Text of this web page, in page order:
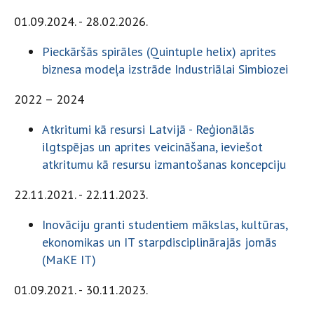
01.09.2024. - 28.02.2026.
Pieckāršās spirāles (Quintuple helix) aprites
biznesa modeļa izstrāde Industriālai Simbiozei
2022 – 2024
Atkritumi kā resursi Latvijā - Reģionālās
ilgtspējas un aprites veicināšana, ieviešot
atkritumu kā resursu izmantošanas koncepciju
22.11.2021. - 22.11.2023.
Inovāciju granti studentiem mākslas, kultūras,
ekonomikas un IT starpdisciplinārajās jomās
(MaKE IT)
01.09.2021. - 30.11.2023.